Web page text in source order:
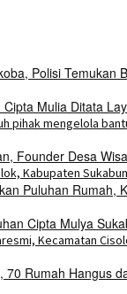
Polisi Temukan
Mulia Ditata
Founder Desa
Puluhan Rumah,
Cipta Mulya
Rumah Hangus